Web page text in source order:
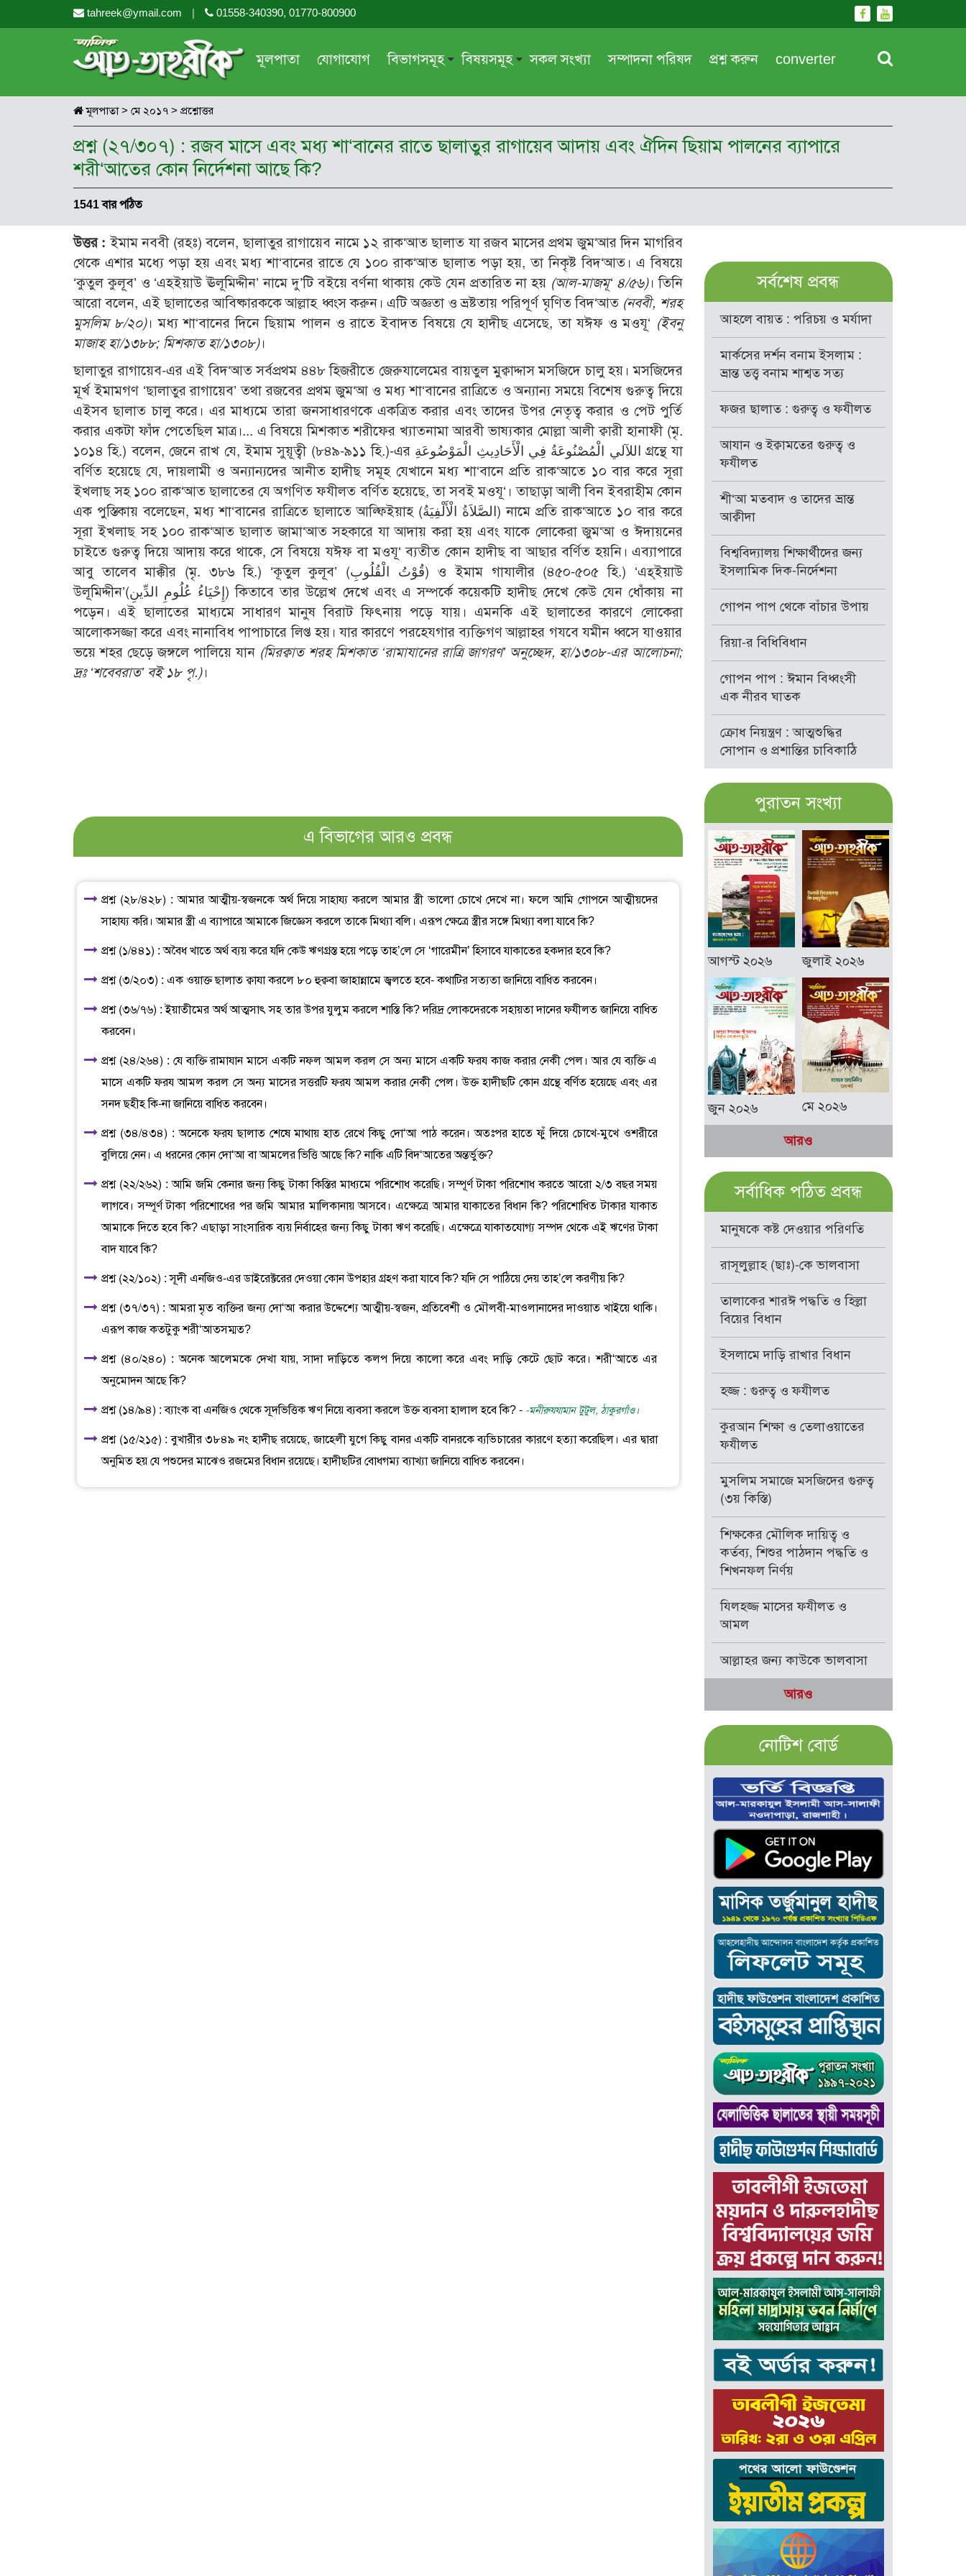
tahreek@ymail.com | 01558-340390, 01770-800900
মূলপাতা যোগাযোগ বিভাগসমূহ
দরসে কুরআন
সাময়িক প্রসঙ্গ
সময়ের ভাবনা
মহিলা অঙ্গন
আরও
বিষয়সমূহ
শিক্ষা ও সংস্কৃতি
পরকাল
তারবিয়াত
আরও
সকল সংখ্যা সম্পাদনা পরিষদ প্রশ্ন করুন converter
মূলপাতা> মে ২০১৭ > প্রশ্নোত্তর
প্রশ্ন (২৭/৩০৭) : রজব মাসে এবং মধ্য শা‘বানের রাতে ছালাতুর রাগায়েব আদায় এবং ঐদিন ছিয়াম পালনের ব্যাপারে
শরী‘আতের কোন নির্দেশনা আছে কি?
1541 বার পঠিত
উত্তর : ইমাম নববী (রহঃ) বলেন, ছালাতুর রাগায়েব নামে ১২ রাক‘আত ছালাত যা রজব মাসের প্রথম জুম‘আর দিন মাগরিব
থেকে এশার মধ্যে পড়া হয় এবং মধ্য শা‘বানের রাতে যে ১০০ রাক‘আত ছালাত পড়া হয়, তা নিকৃষ্ট বিদ‘আত। এ বিষয়ে
‘কুতুল কুলূব’ ও ‘এহইয়াউ ঊলূমিদ্দীন’ নামে দু’টি বইয়ে বর্ণনা থাকায় কেউ যেন প্রতারিত না হয় (আল-মাজমূ‘ ৪/৫৬)। তিনি
আরো বলেন, এই ছালাতের আবিষ্কারককে আল্লাহ ধ্বংস করুন। এটি অজ্ঞতা ও ভ্রষ্টতায় পরিপূর্ণ ঘৃণিত বিদ‘আত (নববী, শরহ
মুসলিম ৮/২০)। মধ্য শা‘বানের দিনে ছিয়াম পালন ও রাতে ইবাদত বিষয়ে যে হাদীছ এসেছে, তা যঈফ ও মওযূ‘ (ইবনু
মাজাহ হা/১৩৮৮; মিশকাত হা/১৩০৮)।
ছালাতুর রাগায়েব-এর এই বিদ‘আত সর্বপ্রথম ৪৪৮ হিজরীতে জেরুযালেমের বায়তুল মুক্বাদ্দাস মসজিদে চালু হয়। মসজিদের
মূর্খ ইমামগণ ‘ছালাতুর রাগায়েব’ তথা রজবের প্রথম জুম‘আ ও মধ্য শা‘বানের রাত্রিতে ও অন্যান্য সময়ে বিশেষ গুরুত্ব দিয়ে
এইসব ছালাত চালু করে। এর মাধ্যমে তারা জনসাধারণকে একত্রিত করার এবং তাদের উপর নেতৃত্ব করার ও পেট পুর্তি
করার একটা ফাঁদ পেতেছিল মাত্র।... এ বিষয়ে মিশকাত শরীফের খ্যাতনামা আরবী ভাষ্যকার মোল্লা আলী ক্বারী হানাফী (মৃ.
১০১৪ হি.) বলেন, জেনে রাখ যে, ইমাম সুয়ূত্বী (৮৪৯-৯১১ হি.)-এর اللآلي الْمُصْنُوعَةُ فِي الْأَحَادِيثِ الْمَوْضُوعَةِ গ্রন্থে যা
বর্ণিত হয়েছে যে, দায়লামী ও অন্যান্যদের আনীত হাদীছ সমূহ যেখানে মধ্য শা‘বানে প্রতি রাক‘আতে ১০ বার করে সূরা
ইখলাছ সহ ১০০ রাক‘আত ছালাতের যে অগণিত ফযীলত বর্ণিত হয়েছে, তা সবই মওযূ‘। তাছাড়া আলী বিন ইবরাহীম কোন
এক পুস্তিকায় বলেছেন, মধ্য শা‘বানের রাত্রিতে ছালাতে আল্ফিইয়াহ (الصَّلاَةُ الْأَلْفِيَةُ) নামে প্রতি রাক‘আতে ১০ বার করে
সূরা ইখলাছ সহ ১০০ রাক‘আত ছালাত জামা‘আত সহকারে যা আদায় করা হয় এবং যাকে লোকেরা জুম‘আ ও ঈদায়নের
চাইতে গুরুত্ব দিয়ে আদায় করে থাকে, সে বিষয়ে যঈফ বা মওযূ‘ ব্যতীত কোন হাদীছ বা আছার বর্ণিত হয়নি। এব্যাপারে
আবু তালেব মাক্কীর (মৃ. ৩৮৬ হি.) ‘কূতুল কুলূব’ (قُوْتُ الْقُلُوبِ) ও ইমাম গাযালীর (৪৫০-৫০৫ হি.) ‘এহ্ইয়াউ
উলূমিদ্দীন’(إِحْيَاءُ عُلُومِ الدِّينِ) কিতাবে তার উল্লেখ দেখে এবং এ সম্পর্কে কয়েকটি হাদীছ দেখে কেউ যেন ধোঁকায় না
পড়েন। এই ছালাতের মাধ্যমে সাধারণ মানুষ বিরাট ফিৎনায় পড়ে যায়। এমনকি এই ছালাতের কারণে লোকেরা
আলোকসজ্জা করে এবং নানাবিধ পাপাচারে লিপ্ত হয়। যার কারণে পরহেযগার ব্যক্তিগণ আল্লাহর গযবে যমীন ধ্বসে যাওয়ার
ভয়ে শহর ছেড়ে জঙ্গলে পালিয়ে যান (মিরক্বাত শরহ মিশকাত ‘রামাযানের রাত্রি জাগরণ’অনুচ্ছেদ, হা/১৩০৮-এর আলোচনা;
দ্রঃ ‘শবেবরাত’ বই ১৮ পৃ.)।
এ বিভাগের আরও প্রবন্ধ
প্রশ্ন (২৮/৪২৮) : আমার আত্মীয়-স্বজনকে অর্থ দিয়ে সাহায্য করলে আমার স্ত্রী ভালো চোখে দেখে না। ফলে আমি গোপনে আত্মীয়দের
সাহায্য করি। আমার স্ত্রী এ ব্যাপারে আমাকে জিজ্ঞেস করলে তাকে মিথ্যা বলি। এরূপ ক্ষেত্রে স্ত্রীর সঙ্গে মিথ্যা বলা যাবে কি?
প্রশ্ন (১/৪৪১) : অবৈধ খাতে অর্থ ব্যয় করে যদি কেউ ঋণগ্রস্ত হয়ে পড়ে তাহ’লে সে ‘গারেমীন’ হিসাবে যাকাতের হকদার হবে কি?
প্রশ্ন (৩/২০৩) : এক ওয়াক্ত ছালাত ক্বাযা করলে ৮০ হুক্ববা জাহান্নামে জ্বলতে হবে- কথাটির সত্যতা জানিয়ে বাধিত করবেন।
প্রশ্ন (৩৬/৭৬) : ইয়াতীমের অর্থ আত্মসাৎ সহ তার উপর যুলুম করলে শাস্তি কি? দরিদ্র লোকদেরকে সহায়তা দানের ফযীলত জানিয়ে বাধিত
করবেন।
প্রশ্ন (২৪/২৬৪) : যে ব্যক্তি রামাযান মাসে একটি নফল আমল করল সে অন্য মাসে একটি ফরয কাজ করার নেকী পেল। আর যে ব্যক্তি এ
মাসে একটি ফরয আমল করল সে অন্য মাসের সত্তরটি ফরয আমল করার নেকী পেল। উক্ত হাদীছটি কোন গ্রন্থে বর্ণিত হয়েছে এবং এর
সনদ ছহীহ কি-না জানিয়ে বাধিত করবেন।
প্রশ্ন (৩৪/৪৩৪) : অনেকে ফরয ছালাত শেষে মাথায় হাত রেখে কিছু দো‘আ পাঠ করেন। অতঃপর হাতে ফুঁ দিয়ে চোখে-মুখে ওশরীরে
বুলিয়ে নেন। এ ধরনের কোন দো‘আ বা আমলের ভিত্তি আছে কি? নাকি এটি বিদ‘আতের অন্তর্ভুক্ত?
প্রশ্ন (২২/২৬২) : আমি জমি কেনার জন্য কিছু টাকা কিস্তির মাধ্যমে পরিশোধ করেছি। সম্পূর্ণ টাকা পরিশোধ করতে আরো ২/৩ বছর সময়
লাগবে। সম্পূর্ণ টাকা পরিশোধের পর জমি আমার মালিকানায় আসবে। এক্ষেত্রে আমার যাকাতের বিধান কি? পরিশোধিত টাকার যাকাত
আমাকে দিতে হবে কি? এছাড়া সাংসারিক ব্যয় নির্বাহের জন্য কিছু টাকা ঋণ করেছি। এক্ষেত্রে যাকাতযোগ্য সম্পদ থেকে এই ঋণের টাকা
বাদ যাবে কি?
প্রশ্ন (২২/১০২) : সূদী এনজিও-এর ডাইরেক্টরের দেওয়া কোন উপহার গ্রহণ করা যাবে কি? যদি সে পাঠিয়ে দেয় তাহ’লে করণীয় কি?
প্রশ্ন (৩৭/৩৭) : আমরা মৃত ব্যক্তির জন্য দো‘আ করার উদ্দেশ্যে আত্মীয়-স্বজন, প্রতিবেশী ও মৌলবী-মাওলানাদের দাওয়াত খাইয়ে থাকি।
এরূপ কাজ কতটুকু শরী‘আতসম্মত?
প্রশ্ন (৪০/২৪০) : অনেক আলেমকে দেখা যায়, সাদা দাড়িতে কলপ দিয়ে কালো করে এবং দাড়ি কেটে ছোট করে। শরী‘আতে এর
অনুমোদন আছে কি?
প্রশ্ন (১৪/৯৪) : ব্যাংক বা এনজিও থেকে সূদভিত্তিক ঋণ নিয়ে ব্যবসা করলে উক্ত ব্যবসা হালাল হবে কি? - -মনীরুযযামান টুটুল, ঠাকুরগাঁও।
প্রশ্ন (১৫/২১৫) : বুখারীর ৩৮৪৯ নং হাদীছ রয়েছে, জাহেলী যুগে কিছু বানর একটি বানরকে ব্যভিচারের কারণে হত্যা করেছিল। এর দ্বারা
অনুমিত হয় যে পশুদের মাঝেও রজমের বিধান রয়েছে। হাদীছটির বোধগম্য ব্যাখ্যা জানিয়ে বাধিত করবেন।
সর্বশেষ প্রবন্ধ
আহলে বায়ত : পরিচয় ও মর্যাদা
মার্কসের দর্শন বনাম ইসলাম :
ভ্রান্ত তত্ত্ব বনাম শাশ্বত সত্য
ফজর ছালাত : গুরুত্ব ও ফযীলত
আযান ও ইক্বামতের গুরুত্ব ও
ফযীলত
শী‘আ মতবাদ ও তাদের ভ্রান্ত
আক্বীদা
বিশ্ববিদ্যালয় শিক্ষার্থীদের জন্য
ইসলামিক দিক-নির্দেশনা
গোপন পাপ থেকে বাঁচার উপায়
রিয়া-র বিধিবিধান
গোপন পাপ : ঈমান বিধ্বংসী
এক নীরব ঘাতক
ক্রোধ নিয়ন্ত্রণ : আত্মশুদ্ধির
সোপান ও প্রশান্তির চাবিকাঠি
পুরাতন সংখ্যা
আগস্ট ২০২৬ জুলাই ২০২৬
জুন ২০২৬ মে ২০২৬
আরও
সর্বাধিক পঠিত প্রবন্ধ
মানুষকে কষ্ট দেওয়ার পরিণতি
রাসূলুল্লাহ (ছাঃ)-কে ভালবাসা
তালাকের শারঈ পদ্ধতি ও হিল্লা
বিয়ের বিধান
ইসলামে দাড়ি রাখার বিধান
হজ্জ : গুরুত্ব ও ফযীলত
কুরআন শিক্ষা ও তেলাওয়াতের
ফযীলত
মুসলিম সমাজে মসজিদের গুরুত্ব
(৩য় কিস্তি)
শিক্ষকের মৌলিক দায়িত্ব ও
কর্তব্য, শিশুর পাঠদান পদ্ধতি ও
শিখনফল নির্ণয়
যিলহজ্জ মাসের ফযীলত ও
আমল
আল্লাহর জন্য কাউকে ভালবাসা
আরও
নোটিশ বোর্ড